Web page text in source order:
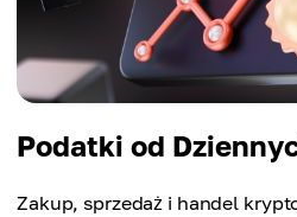
Podatki od
Zakup, sprzedaż i handel